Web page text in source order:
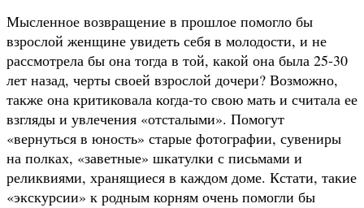
Мысленное возвращение в прошлое помогло бы
взрослой женщине увидеть себя в молодости, и не
рассмотрела бы она тогда в той, какой она была 25-30
лет назад, черты своей взрослой дочери? Возможно,
также она критиковала когда-то свою мать и считала ее
взгляды и увлечения «отсталыми». Помогут
«вернуться в юность» старые фотографии, сувениры
на полках, «заветные» шкатулки с письмами и
реликвиями, хранящиеся в каждом доме. Кстати, такие
«экскурсии» к родным корням очень помогли бы